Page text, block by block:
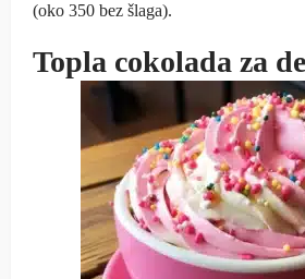
(oko 350 bez šlaga).
Topla cokolada za